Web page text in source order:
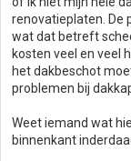
renovatieplaten. De
wat dat betreft
kosten veel en veel
het dakbeschot
problemen bij
Weet iemand wat
binnenkant